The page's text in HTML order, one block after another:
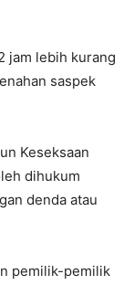
jam lebih kurang
saspek
Keseksaan
dihukum
denda atau
pemilik-pemilik